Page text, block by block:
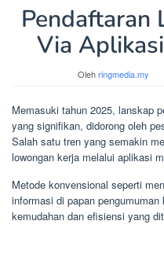
Pendaftaran
Via
Olehringmedia.my
Memasuki tahun 2025, lanskap
yang signifikan, didorong oleh
Salah satu tren yang semakin
lowongan kerja melalui aplikasi
Metode konvensional seperti
informasi di papan
kemudahan dan efisiensi yang